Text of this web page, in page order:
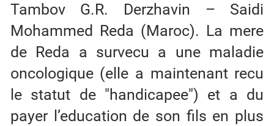
Tambov G.R. Derzhavin – Saidi
Mohammed Reda (Maroc). La mere
de Reda a survecu a une maladie
oncologique (elle a maintenant recu
le statut de "handicapee") et a du
payer l’education de son fils en plus